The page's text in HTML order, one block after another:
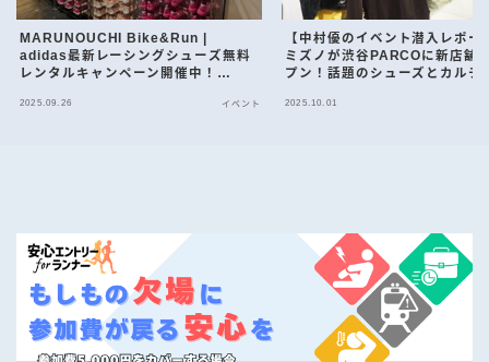
MARUNOUCHI Bike&Run |
adidas最新レーシングシューズ無料
レンタルキャンペーン開催中！
2025.09.26 イベント
【中村優のイベント潜入レポー
ミズノが渋谷PARCOに新店舗
プン！話題のシューズとカルチ
2025.10.01